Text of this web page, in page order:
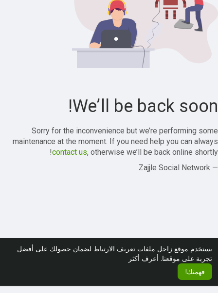
يستخدم موقع زاجل ملفات تعريف الارتباط لضمان حصولك على أفضل
تجربة على موقعنا. أعرف أكثر
فهمتك!
We’ll be back soon!
Sorry for the inconvenience but we’re performing some
maintenance at the moment. If you need help you can always
contact us, otherwise we’ll be back online shortly!
— Zajjle Social Network